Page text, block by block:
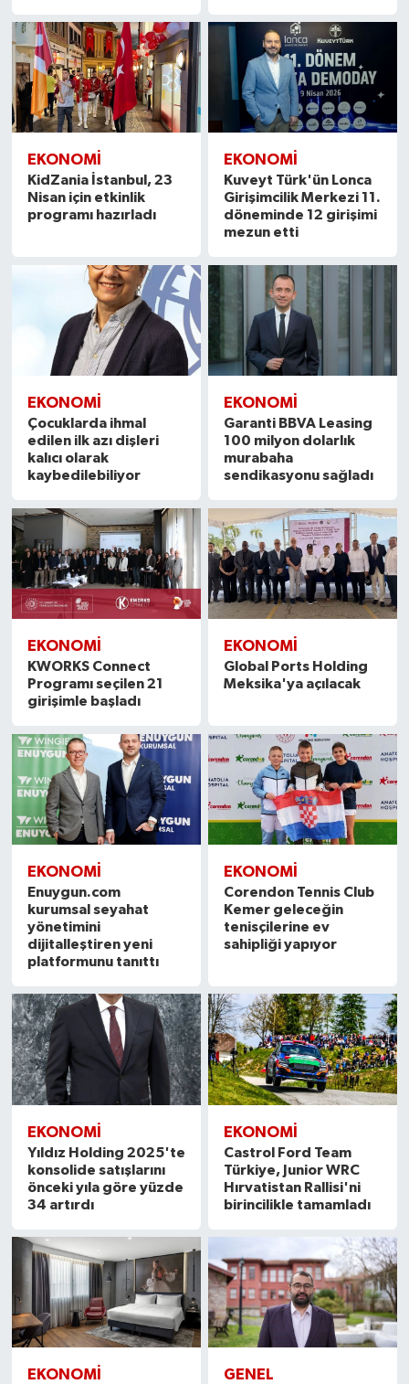
EKONOMI
KidZania İstanbul, 23
Nisan için etkinlik
programı hazırladı
EKONOMI
Kuveyt Türk'ün Lonca
Girişimcilik Merkezi 11.
döneminde 12 girişimi
mezun etti
EKONOMI
Çocuklarda ihmal
edilen ilk azı dişleri
kalıcı olarak
kaybedilebiliyor
EKONOMI
Garanti BBVA Leasing
100 milyon dolarlık
murabaha
sendikasyonu sağladı
EKONOMI
KWORKS Connect
Programı seçilen 21
girişimle başladı
EKONOMI
Global Ports Holding
Meksika'ya açılacak
EKONOMI
Enuygun.com
kurumsal seyahat
yönetimini
dijitalleştiren yeni
platformunu tanıttı
EKONOMI
Corendon Tennis Club
Kemer geleceğin
tenisçilerine ev
sahipliği yapıyor
EKONOMI
Yıldız Holding 2025'te
konsolide satışlarını
önceki yıla göre yüzde
34 artırdı
EKONOMI
Castrol Ford Team
Türkiye, Junior WRC
Hırvatistan Rallisi'ni
birincilikle tamamladı
EKONOMI GENEL